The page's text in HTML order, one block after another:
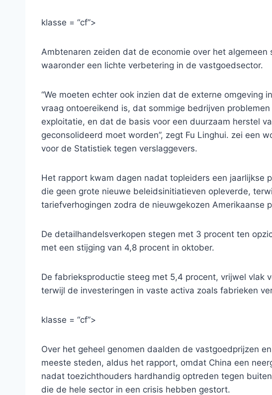
klasse = “cf”>
Ambtenaren zeiden dat de economie over het
waaronder een lichte verbetering in de vastgoedsector.
“We moeten echter ook inzien dat de externe omgeving
vraag ontoereikend is, dat sommige bedrijven
exploitatie, en dat de basis voor een duurzaam herstel
geconsolideerd moet worden”, zegt Fu Linghui. zei een
voor de Statistiek tegen verslaggevers.
Het rapport kwam dagen nadat topleiders een jaarlijkse
die geen grote nieuwe beleidsinitiatieven opleverde,
tariefverhogingen zodra de nieuwgekozen Amerikaanse
De detailhandelsverkopen stegen met 3 procent ten
met een stijging van 4,8 procent in oktober.
De fabrieksproductie steeg met 5,4 procent, vrijwel vlak
terwijl de investeringen in vaste activa zoals fabrieken
klasse = “cf”>
Over het geheel genomen daalden de vastgoedprijzen
meeste steden, aldus het rapport, omdat China een
nadat toezichthouders hardhandig optreden tegen
die de hele sector in een crisis hebben gestort.